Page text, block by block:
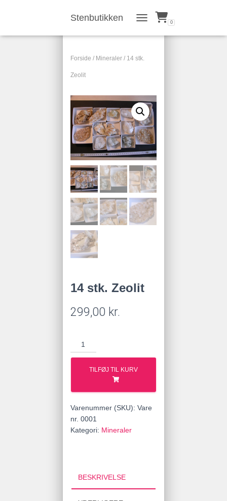
Stenbutikken
TOGGLE NAVIGATION
0
Forside / Mineraler / 14 stk.
Zeolit
14 stk. Zeolit
299,00 kr.
stk.
TILFØJ TIL KURV
Varenummer (SKU): Vare
nr. 0001
Kategori: Mineraler
BESKRIVELSE